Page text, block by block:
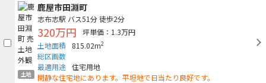
土地
鹿屋市田淵町
志布志駅 バス51分徒歩2分
320万円
坪単価：1.3万円
土地面積
815.02m2
総区画数
最適用途 住宅用地
閑静な住宅地にあります。平坦地で日当たり良好です。